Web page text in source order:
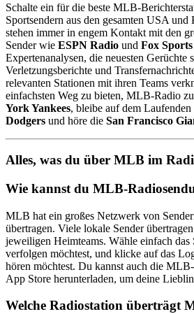
Schalte ein für die beste MLB-
Sportsendern aus den gesamten USA
stehen immer in engem Kontakt mit den
Sender wie ESPN Radio und Fox
Expertenanalysen, die neuesten Gerüchte
Verletzungsberichte und
relevanten Stationen mit ihren Teams
einfachsten Weg zu bieten, MLB-Radio
York Yankees, bleibe auf dem Laufenden
Dodgers und höre die San Francisco
Alles, was du über MLB im
Wie kannst du MLB-
MLB hat ein großes Netzwerk von
übertragen. Viele lokale Sender
jeweiligen Heimteams. Wähle einfach das
verfolgen möchtest, und klicke auf das
hören möchtest. Du kannst auch die
App Store herunterladen, um deine
Welche Radiostation überträgt